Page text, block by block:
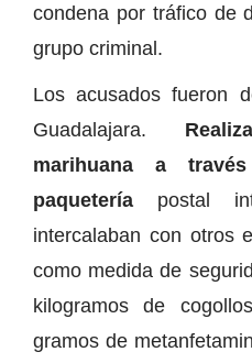
condena por tráfico de
grupo criminal.
Los acusados fueron
Guadalajara.
marihuana a
paquetería postal
intercalaban con otros
como medida de
kilogramos de
gramos de